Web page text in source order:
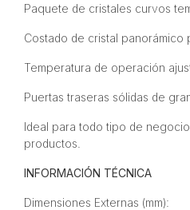
Paquete de cristales curvos
Costado de cristal panorámico
Temperatura de operación
Puertas traseras sólidas de
Ideal para todo tipo de
productos.
INFORMACIÓN TÉCNICA
Dimensiones Externas (mm):